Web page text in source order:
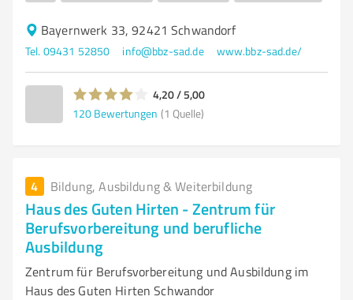
Bayernwerk 33, 92421 Schwandorf
Tel. 09431 52850 info@bbz-sad.de www.bbz-sad.de/
4,20 / 5,00
120 Bewertungen (1 Quelle)
4 Bildung, Ausbildung & Weiterbildung
Haus des Guten Hirten - Zentrum für
Berufsvorbereitung und berufliche
Ausbildung
Zentrum für Berufsvorbereitung und Ausbildung im
Haus des Guten Hirten Schwandor